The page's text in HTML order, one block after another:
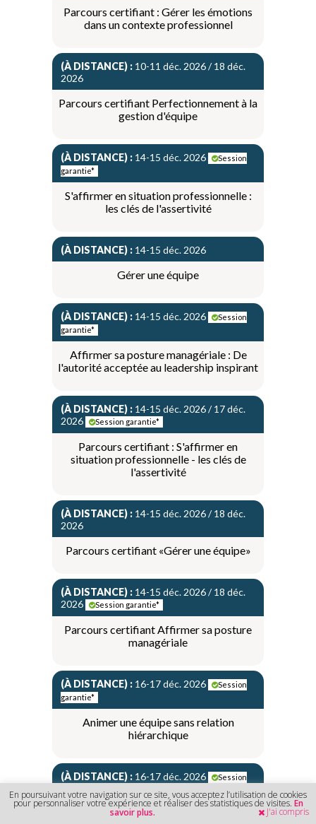
Parcours certifiant : Gérer les émotions
dans un contexte professionnel
(À DISTANCE) : 10-11 déc. 2026 / 18 déc.
2026
Parcours certifiant Perfectionnement à la
gestion d'équipe
(À DISTANCE) : 14-15 déc. 2026
Session
garantie*
S'affirmer en situation professionnelle :
les clés de l'assertivité
(À DISTANCE) : 14-15 déc. 2026
Gérer une équipe
(À DISTANCE) : 14-15 déc. 2026
Session
garantie*
Affirmer sa posture managériale : De
l'autorité acceptée au leadership inspirant
(À DISTANCE) : 14-15 déc. 2026 / 17 déc.
2026
Session garantie*
Parcours certifiant : S'affirmer en
situation professionnelle - les clés de
l'assertivité
(À DISTANCE) : 14-15 déc. 2026 / 18 déc.
2026
Parcours certifiant «Gérer une équipe»
(À DISTANCE) : 14-15 déc. 2026 / 18 déc.
2026
Session garantie*
Parcours certifiant Affirmer sa posture
managériale
(À DISTANCE) : 16-17 déc. 2026
Session
garantie*
Animer une équipe sans relation
hiérarchique
(À DISTANCE) : 16-17 déc. 2026
Session
garantie*
Gérer les personnalités difficiles
En poursuivant votre navigation sur ce site, vous acceptez l’utilisation de cookies
pour personnaliser votre expérience et réaliser des statistiques de visites. En
savoir plus. J'ai compris